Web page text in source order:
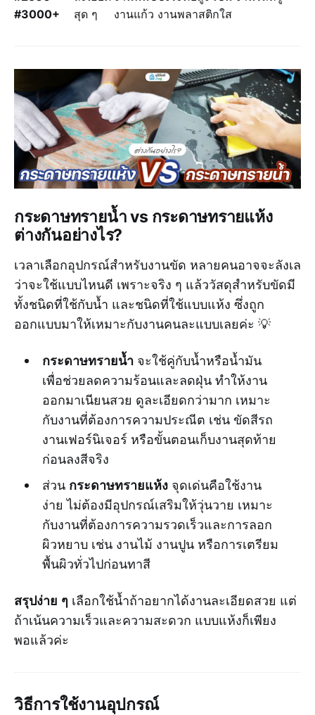
#3000+
สุด ๆ
งานแก้ว งานพลาสติกใส
กระดาษทรายน้ำ vs กระดาษทรายแห้ง
ต่างกันอย่างไร?
เวลาเลือกอุปกรณ์สำหรับงานขัด หลายคนอาจจะลังเล
ว่าจะใช้แบบไหนดี เพราะจริง ๆ แล้ววัสดุสำหรับขัดมี
ทั้งชนิดที่ใช้กับน้ำ และชนิดที่ใช้แบบแห้ง ซึ่งถูก
ออกแบบมาให้เหมาะกับงานคนละแบบเลยค่ะ 💡
กระดาษทรายน้ำจะใช้คู่กับน้ำหรือน้ำมัน
เพื่อช่วยลดความร้อนและลดฝุ่น ทำให้งาน
ออกมาเนียนสวย ดูละเอียดกว่ามาก เหมาะ
กับงานที่ต้องการความประณีต เช่น ขัดสีรถ
งานเฟอร์นิเจอร์ หรือขั้นตอนเก็บงานสุดท้าย
ก่อนลงสีจริง
ส่วน กระดาษทรายแห้งจุดเด่นคือใช้งาน
ง่าย ไม่ต้องมีอุปกรณ์เสริมให้วุ่นวาย เหมาะ
กับงานที่ต้องการความรวดเร็วและการลอก
ผิวหยาบ เช่น งานไม้ งานปูน หรือการเตรียม
พื้นผิวทั่วไปก่อนทาสี
สรุปง่าย ๆ เลือกใช้น้ำถ้าอยากได้งานละเอียดสวย แต่
ถ้าเน้นความเร็วและความสะดวก แบบแห้งก็เพียง
พอแล้วค่ะ
วิธีการใช้งานอุปกรณ์